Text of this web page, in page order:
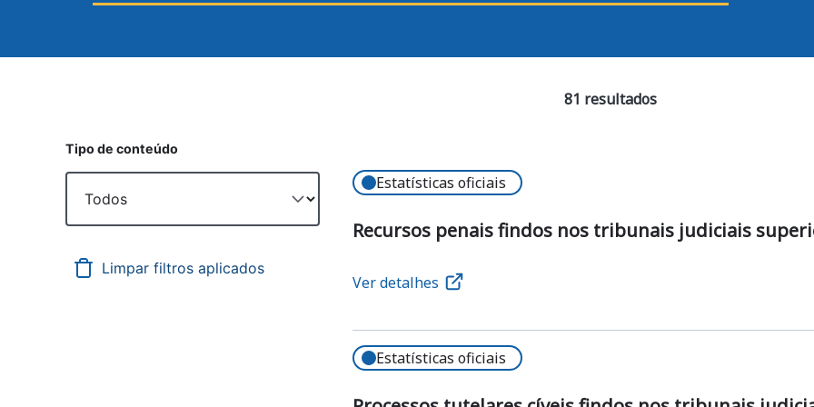
81 resultados
Tipo de conteúdo
Estatísticas oficiais
Recursos penais findos nos tribunais judiciais
Ver detalhes
Estatísticas oficiais